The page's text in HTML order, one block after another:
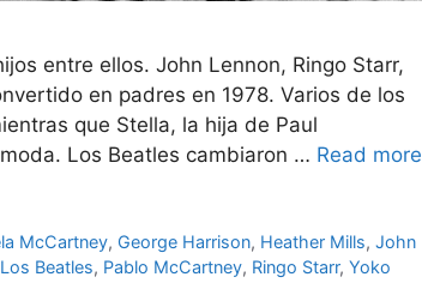
entre ellos. John Lennon, Ringo Starr,
en padres en 1978. Varios de los
que Stella, la hija de Paul
Los Beatles cambiaron … Read more
McCartney, George Harrison, Heather Mills,John
Los Beatles, Pablo McCartney, Ringo Starr, Yoko